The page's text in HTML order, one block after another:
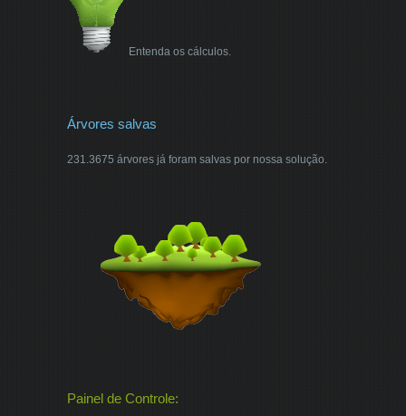
Entenda os cálculos.
Árvores salvas
231.3675 árvores já foram salvas por nossa solução.
Painel de Controle: